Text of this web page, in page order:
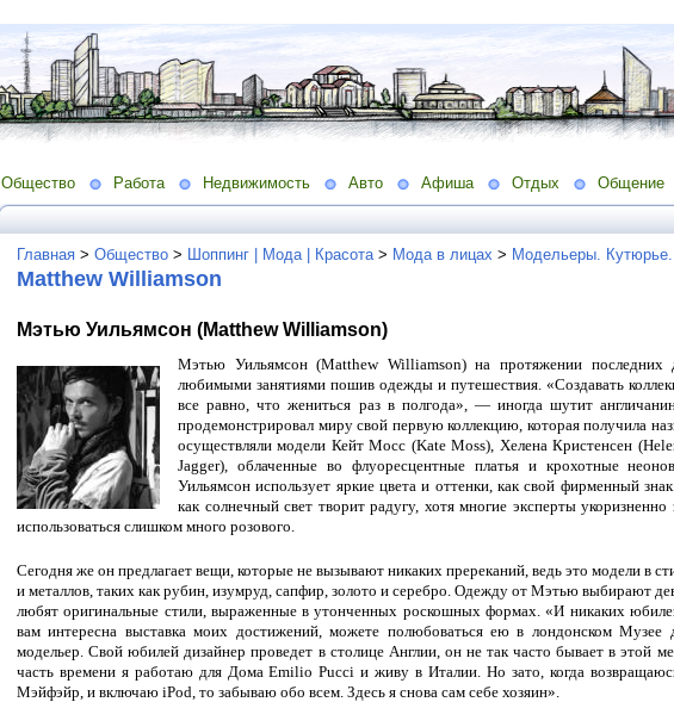
Общество Работа Недвижимость Авто Афиша Отдых Общение
Главная > Общество > Шоппинг | Мода | Красота > Мода в лицах > Модельеры.
Matthew Williamson
Мэтью Уильямсон (Matthew Williamson)
Мэтью Уильямсон (Matthew Williamson) на протяжении последних
любимыми занятиями пошив одежды и путешествия. «Создавать
все равно, что жениться раз в полгода», — иногда шутит
продемонстрировал миру свой первую коллекцию, которая получила
осуществляли модели Кейт Мосс (Kate Moss), Хелена Кристенсен
Jagger), облаченные во флуоресцентные платья и крохотные
Уильямсон использует яркие цвета и оттенки, как свой фирменный
как солнечный свет творит радугу, хотя многие эксперты укоризненно
использоваться слишком много розового.
Сегодня же он предлагает вещи, которые не вызывают никаких пререканий, ведь это модели в
и металлов, таких как рубин, изумруд, сапфир, золото и серебро. Одежду от Мэтью выбирают
любят оригинальные стили, выраженные в утонченных роскошных формах. «И никаких
вам интересна выставка моих достижений, можете полюбоваться ею в лондонском Музее
модельер. Свой юбилей дизайнер проведет в столице Англии, он не так часто бывает в этой
часть времени я работаю для Дома Emilio Pucci и живу в Италии. Но зато, когда
Мэйфэйр, и включаю iPod, то забываю обо всем. Здесь я снова сам себе хозяин».